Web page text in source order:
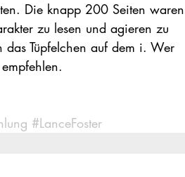
Die knapp 200 Seiten waren
zu lesen und agieren zu
Tüpfelchen auf dem i. Wer
#LanceFoster